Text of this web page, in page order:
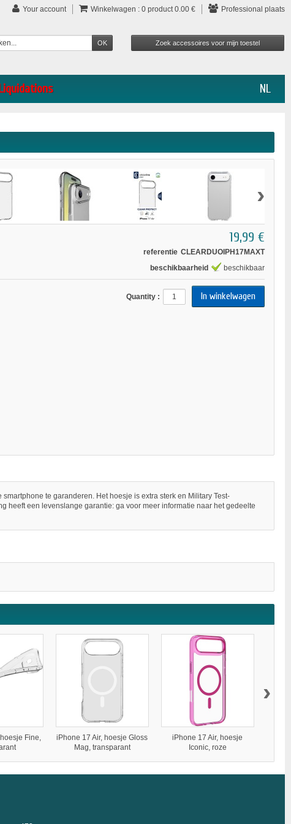
Your account Winkelwagen : 0 product0.00 € Professional plaats
NL
›
19,99 €
referentie CLEARDUOIPH17MAXT
beschikbaarheid
beschikbaar
Quantity :
te garanderen. Het hoesje is extra sterk en Military Test-
heeft een levenslange garantie: ga voor meer informatie naar het gedeelte
Fine,
iPhone 17 Air, hoesje Gloss
Mag, transparant
iPhone 17 Air, hoesje
Iconic, roze
›